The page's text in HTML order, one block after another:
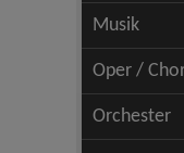
Musik
Oper /
Orchester